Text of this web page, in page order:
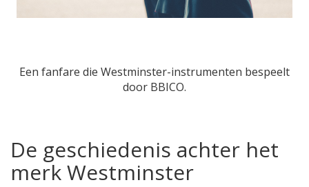
Een fanfare die Westminster-instrumenten bespeelt
door BBICO.
De geschiedenis achter het
merk Westminster